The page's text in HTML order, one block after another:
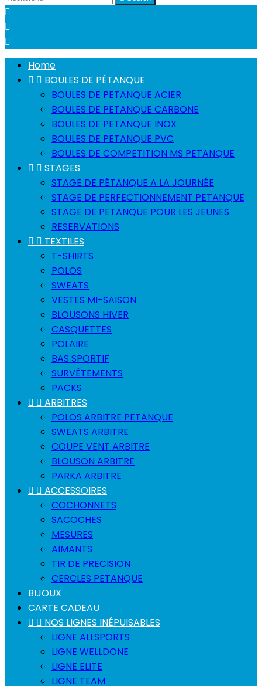



Home
  BOULES DE PÉTANQUE
BOULES DE PETANQUE ACIER
BOULES DE PETANQUE CARBONE
BOULES DE PETANQUE INOX
BOULES DE PETANQUE PVC
BOULES DE COMPETITION MS PETANQUE
  STAGES
STAGE DE PÉTANQUE A LA JOURNÉE
STAGE DE PERFECTIONNEMENT PETANQUE
STAGE DE PETANQUE POUR LES JEUNES
RESERVATIONS
  TEXTILES
T-SHIRTS
POLOS
SWEATS
VESTES MI-SAISON
BLOUSONS HIVER
CASQUETTES
POLAIRE
BAS SPORTIF
SURVÊTEMENTS
PACKS
  ARBITRES
POLOS ARBITRE PETANQUE
SWEATS ARBITRE
COUPE VENT ARBITRE
BLOUSON ARBITRE
PARKA ARBITRE
  ACCESSOIRES
COCHONNETS
SACOCHES
MESURES
AIMANTS
TIR DE PRECISION
CERCLES PETANQUE
BIJOUX
CARTE CADEAU
  NOS LIGNES INÉPUISABLES
LIGNE ALLSPORTS
LIGNE WELLDONE
LIGNE ELITE
LIGNE TEAM